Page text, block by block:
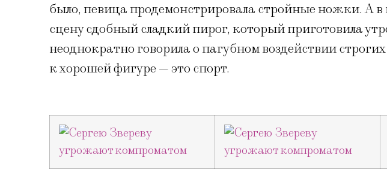
было, певица продемонстрировала стройные ножки. А в
сцену сдобный сладкий пирог, который приготовила
неоднократно говорила о пагубном воздействии
к хорошей фигуре — это спорт.